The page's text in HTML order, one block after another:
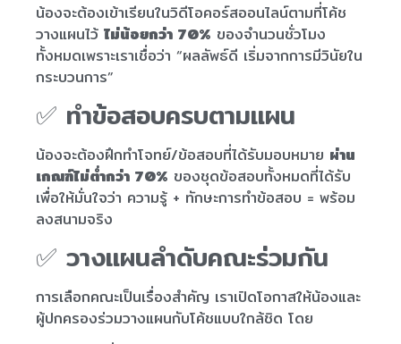
น้องจะต้องเข้าเรียนในวิดีโอคอร์สออนไลน์ตามที่โค้ช
วางแผนไว้ ไม่น้อยกว่า 70% ของจำนวนชั่วโมง
ทั้งหมดเพราะเราเชื่อว่า “ผลลัพธ์ดี เริ่มจากการมีวินัยใน
กระบวนการ”
✅ ทำข้อสอบครบตามแผน
น้องจะต้องฝึกทำโจทย์/ข้อสอบที่ได้รับมอบหมาย ผ่าน
เกณฑ์ไม่ต่ำกว่า 70% ของชุดข้อสอบทั้งหมดที่ได้รับ
เพื่อให้มั่นใจว่า ความรู้ + ทักษะการทำข้อสอบ = พร้อม
ลงสนามจริง
✅ วางแผนลำดับคณะร่วมกัน
การเลือกคณะเป็นเรื่องสำคัญ เราเปิดโอกาสให้น้องและ
ผู้ปกครองร่วมวางแผนกับโค้ชแบบใกล้ชิด โดย